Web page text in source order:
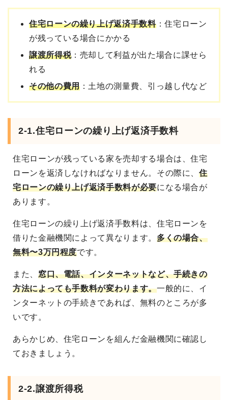
住宅ローンの繰り上げ返済手数料：住宅ローン
が残っている場合にかかる
譲渡所得税：売却して利益が出た場合に課せら
れる
その他の費用：土地の測量費、引っ越し代など
2-1.住宅ローンの繰り上げ返済手数料
住宅ローンが残っている家を売却する場合は、住宅
ローンを返済しなければなりません。その際に、住
宅ローンの繰り上げ返済手数料が必要になる場合が
あります。
住宅ローンの繰り上げ返済手数料は、住宅ローンを
借りた金融機関によって異なります。 多くの場合、
無料〜3万円程度です。
また、 窓口、電話、インターネットなど、手続きの
方法によっても手数料が変わります。一般的に、イ
ンターネットの手続きであれば、無料のところが多
いです。
あらかじめ、住宅ローンを組んだ金融機関に確認し
ておきましょう。
2-2.譲渡所得税